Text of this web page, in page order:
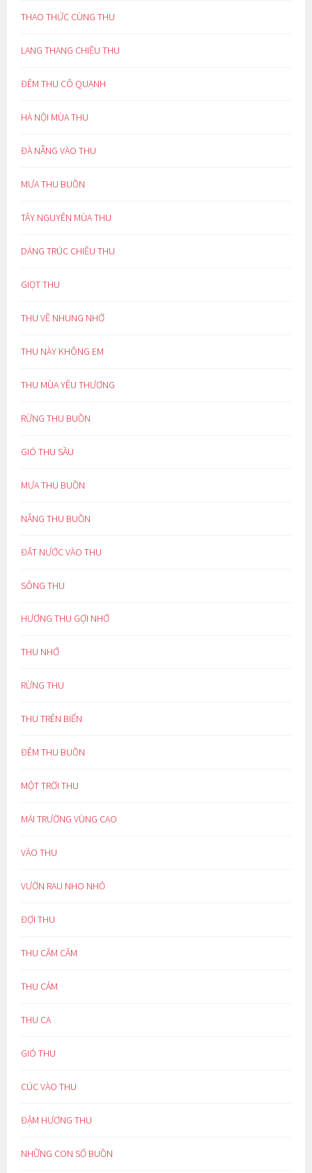
THAO THỨC CÙNG THU
LANG THANG CHIỀU THU
ĐÊM THU CÔ QUẠNH
HÀ NỘI MÙA THU
ĐÀ NẴNG VÀO THU
MƯA THU BUỒN
TÂY NGUYÊN MÙA THU
DÁNG TRÚC CHIỀU THU
GIỌT THU
THU VỀ NHUNG NHỚ
THU NÀY KHÔNG EM
THU MÙA YÊU THƯƠNG
RỪNG THU BUỒN
GIÓ THU SẦU
MƯA THU BUỒN
NẮNG THU BUỒN
ĐẤT NƯỚC VÀO THU
SÔNG THU
HƯƠNG THU GỢI NHỚ
THU NHỚ
RỪNG THU
THU TRÊN BIỂN
ĐÊM THU BUỒN
MỘT TRỜI THU
MÁI TRƯỜNG VÙNG CAO
VÀO THU
VƯỜN RAU NHO NHỎ
ĐỢI THU
THU CĂM CĂM
THU CẢM
THU CA
GIÓ THU
CÚC VÀO THU
ĐẬM HƯƠNG THU
NHỮNG CON SỐ BUỒN